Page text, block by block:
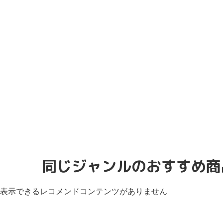
同じジャンルのおすすめ
表示できるレコメンドコンテンツがありません